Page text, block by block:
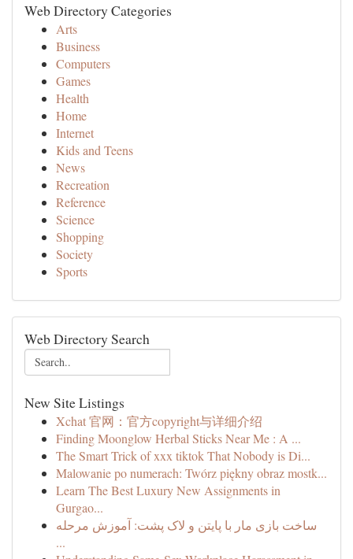
Web Directory Categories
Arts
Business
Computers
Games
Health
Home
Internet
Kids and Teens
News
Recreation
Reference
Science
Shopping
Society
Sports
Web Directory Search
New Site Listings
Xchat 官网：官方copyright与详细介绍
Finding Moonglow Herbal Sticks Near Me : A ...
The Smart Trick of xxx tiktok That Nobody is Di...
Malowanie po numerach: Twórz piękny obraz mostk...
Learn The Best Luxury New Assignments in
Gurgao...
ساخت بازی مار با پایتن و لاک پشت: آموزش مرحله
...